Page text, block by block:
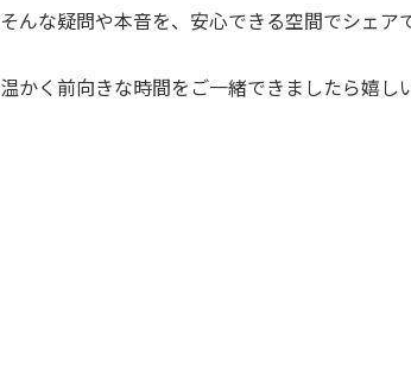
そんな疑問や本音を、安心できる空間でシェ
温かく前向きな時間をご一緒できましたら嬉し